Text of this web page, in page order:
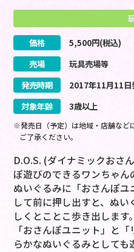
価格 5,500円(税込)
売場
玩具売場等
発売時期
2017年11月11日
対象年齢
3歳以上
※発売日（予定）は地域・店舗など
ご了承ください。
D.O.S. (ダイナミックおさ
ぽ遊びのできるワンちゃん
ぬいぐるみに「おさんぽ
して前に押し出すと、ぬ
しくとことこ歩き出します。
「おさんぽユニット」と
らかなぬいぐるみとしても